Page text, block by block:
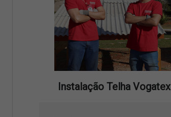
Instalação Telha Vogatex